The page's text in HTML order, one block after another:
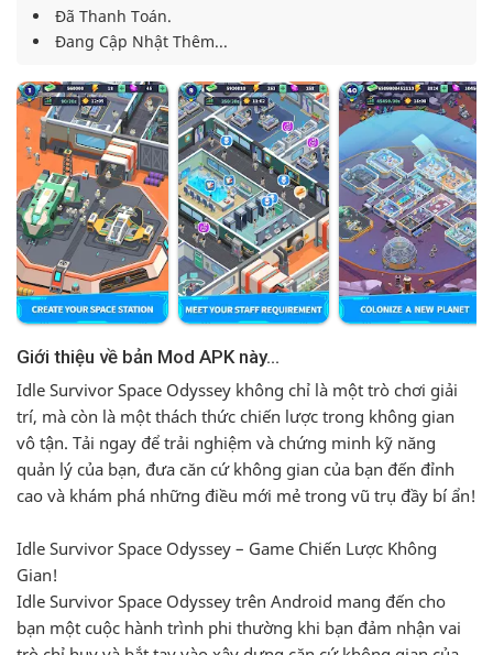
Đã Thanh Toán.
Đang Cập Nhật Thêm...
Idle Survivor Space Odyssey không chỉ là một trò chơi giải
trí, mà còn là một thách thức chiến lược trong không gian
vô tận. Tải ngay để trải nghiệm và chứng minh kỹ năng
quản lý của bạn, đưa căn cứ không gian của bạn đến đỉnh
cao và khám phá những điều mới mẻ trong vũ trụ đầy bí ẩn!
Idle Survivor Space Odyssey – Game Chiến Lược Không
Gian!
Idle Survivor Space Odyssey trên Android mang đến cho
bạn một cuộc hành trình phi thường khi bạn đảm nhận vai